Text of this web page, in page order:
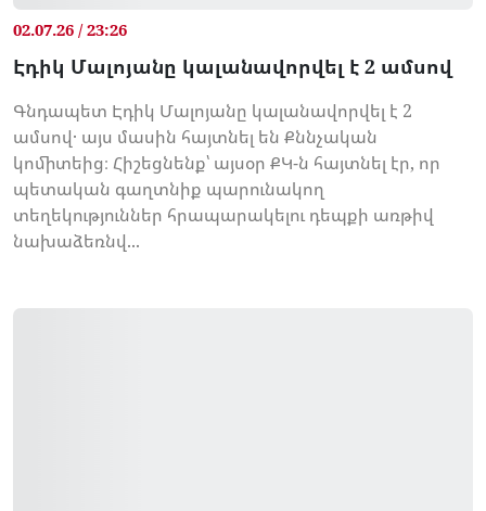
02.07.26 / 23:26
Էդիկ Մալոյանը կալանավորվել է 2 ամսով
Գնդապետ Էդիկ Մալոյանը կալանավորվել է 2
ամսով․ այս մասին հայտնել են Քննչական
կոմիտեից։ Հիշեցնենք՝ այսօր ՔԿ-ն հայտնել էր, որ
պետական գաղտնիք պարունակող
տեղեկություններ հրապարակելու դեպքի առթիվ
նախաձեռնվ...